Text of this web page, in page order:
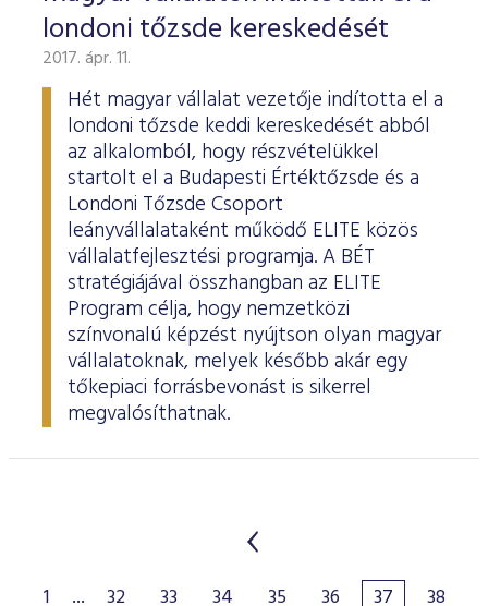
londoni tőzsde kereskedését
2017. ápr. 11.
Hét magyar vállalat vezetője indította el a
londoni tőzsde keddi kereskedését abból
az alkalomból, hogy részvételükkel
startolt el a Budapesti Értéktőzsde és a
Londoni Tőzsde Csoport
leányvállalataként működő ELITE közös
vállalatfejlesztési programja. A BÉT
stratégiájával összhangban az ELITE
Program célja, hogy nemzetközi
színvonalú képzést nyújtson olyan magyar
vállalatoknak, melyek később akár egy
tőkepiaci forrásbevonást is sikerrel
megvalósíthatnak.
1 ... 32 33 34 35 36 37
38